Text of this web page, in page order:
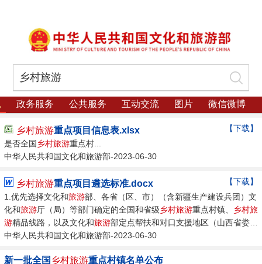
政务服务 公共服务 互动交流 图片 微信微博
【下载】
乡村旅游重点项目信息表.xlsx
是否全国 乡村旅游重点村...
中华人民共和国文化和旅游部-2023-06-30
【下载】
乡村旅游重点项目遴选标准.docx
1.优先选择文化和旅游部、各省（区、市）（含新疆生产建设兵团）文
化和旅游厅（局）等部门确定的全国和省级乡村旅游重点村镇、
乡村旅
游精品线路，以及文化和旅游部定点帮扶和对口支援地区（山西省娄烦
县、山西省静乐县、广西壮族自治区巴马县、内蒙古自治区阿尔山市、
扶和对口支援地区（陕西省咸阳市长武县、旬...
中华人民共和国文化和旅游部-2023-06-30
新一批全国 乡村旅游重点村镇名单公布